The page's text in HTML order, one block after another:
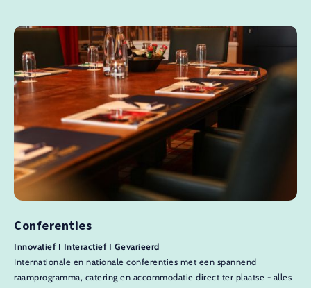
Conferenties
Innovatief I Interactief I Gevarieerd
Internationale en nationale conferenties met een spannend
raamprogramma, catering en accommodatie direct ter plaatse - alles